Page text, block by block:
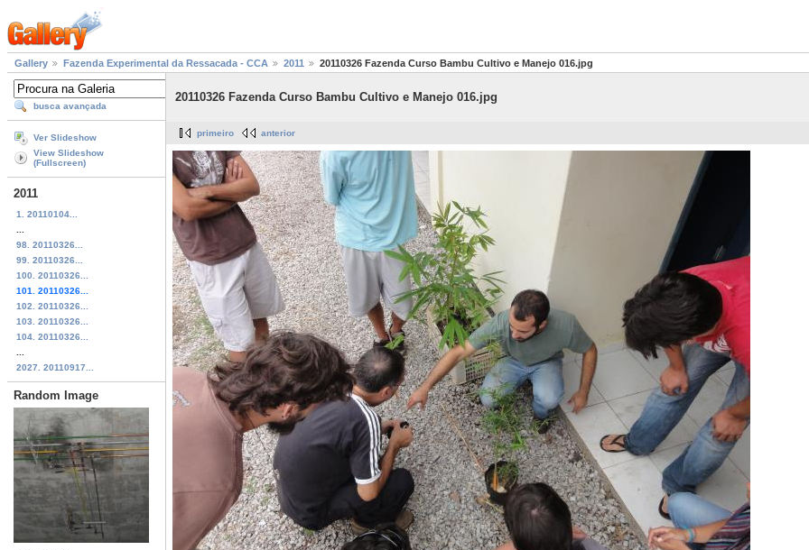
Gallery Fazenda Experimental da Ressacada - CCA 2011 20110326 Fazenda Curso Bambu Cultivo e Manejo 016.jpg
busca avançada
Ver Slideshow
View Slideshow
(Fullscreen)
2011
1. 20110104...
98. 20110326...
99. 20110326...
100. 20110326...
101. 20110326...
102. 20110326...
103. 20110326...
104. 20110326...
2027. 20110917...
Random Image
20110326 Fazenda Curso Bambu Cultivo e Manejo 016.jpg
primeiro anterior